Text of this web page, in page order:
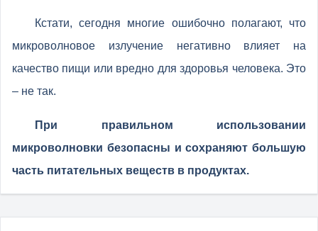
Кстати, сегодня многие ошибочно полагают, что
микроволновое излучение негативно влияет на
качество пищи или вредно для здоровья человека. Это
– не так.
При правильном использовании
микроволновки безопасны и сохраняют большую
часть питательных веществ в продуктах.